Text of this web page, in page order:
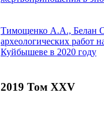
Тимощенко А.А., Белан
археологических работ
Куйбышеве в 2020 году
2019 Том XXV